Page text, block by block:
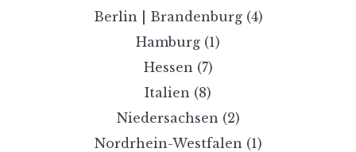
Berlin | Brandenburg(4)
Hamburg (1)
Hessen (7)
Italien (8)
Niedersachsen (2)
Nordrhein-Westfalen (1)